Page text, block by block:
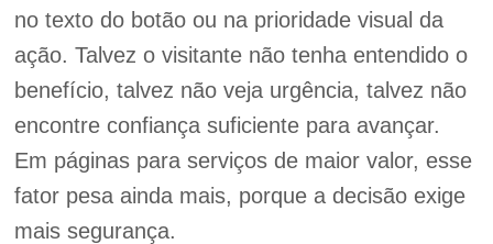
no texto do botão ou na prioridade visual da
ação. Talvez o visitante não tenha entendido o
benefício, talvez não veja urgência, talvez não
encontre confiança suficiente para avançar.
Em páginas para serviços de maior valor, esse
fator pesa ainda mais, porque a decisão exige
mais segurança.